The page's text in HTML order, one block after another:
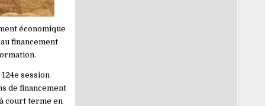
économique
financement
session
de financement
court terme en